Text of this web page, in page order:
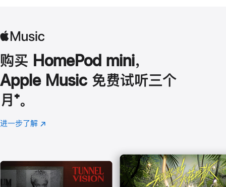
购买 HomePod mini，
Apple Music 免费试听三个
月 脚
注
⁺。
进一步了解 Apple
(在
口
中